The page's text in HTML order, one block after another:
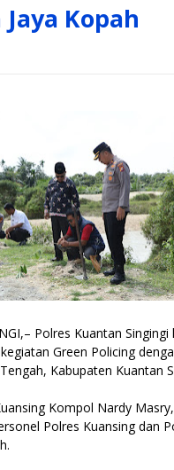
Kopah
Polres Kuantan
Green Policing
Kabupaten Kuantan
Kompol Nardy
Polres Kuansing dan